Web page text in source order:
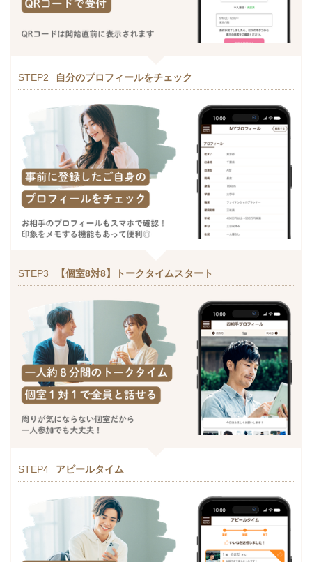
STEP2 自分のプロフィールをチェック
STEP3 【個室8対8】トークタイムスタート
STEP4 アピールタイム